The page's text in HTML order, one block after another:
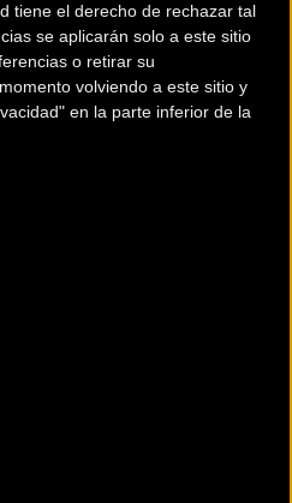
tiene el derecho de rechazar tal
se aplicarán solo a este sitio
o retirar su
volviendo a este sitio y
en la parte inferior de la
14,66 kg